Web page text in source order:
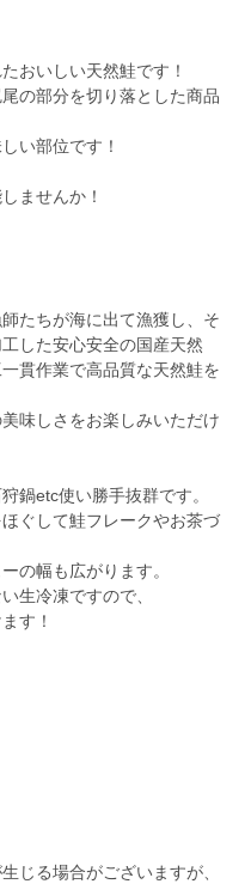
おいしい天然鮭です！
の部分を切り落とした商品
い部位です！
ませんか！
たちが海に出て漁獲し、そ
した安心安全の国産天然
貫作業で高品質な天然鮭を
味しさをお楽しみいただけ
鍋etc使い勝手抜群です。
ぐして鮭フレークやお茶づ
の幅も広がります。
生冷凍ですので、
す！
じる場合がございますが、